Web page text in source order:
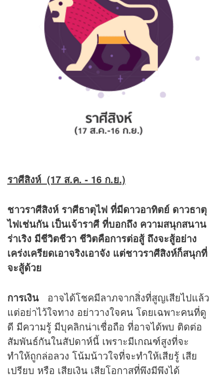
ราศีสิงห์ (17 ส.ค. - 16 ก.ย.)
ชาวราศีสิงห์ ราศีธาตุไฟ ที่มีดาวอาทิตย์ ดาวธาตุ
ไฟเช่นกัน เป็นเจ้าราศี ที่บอกถึง ความสนุกสนาน
ร่าเริง มีชีวิตชีวา ชีวิตคือการต่อสู้ ถึงจะสู้อย่าง
เคร่งเครียดเอาจริงเอาจัง แต่ชาวราศีสิงห์ก็สนุกที่
จะสู้ด้วย
การเงิน
อาจได้โชคมีลาภจากสิ่งที่สูญเสียไปแล้ว
แต่อย่าไว้ใจทาง อย่าวางใจคน โดยเฉพาะคนที่ดู
ดี มีความรู้ มีบุคลิกน่าเชื่อถือ ที่อาจได้พบ ติดต่อ
สัมพันธ์กันในสัปดาห์นี้ เพราะมีเกณฑ์สูงที่จะ
ทำให้ถูกล่อลวง โน้มน้าวใจที่จะทำให้เสียรู้ เสีย
เปรียบ หรือ เสียเงิน เสียโอกาสที่พึงมีพึงได้